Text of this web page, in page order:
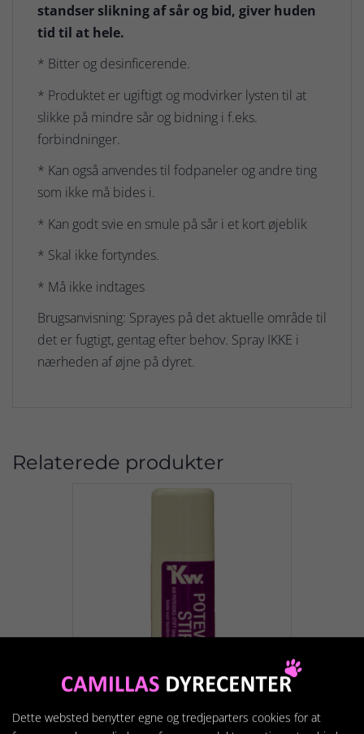
standser slikning af sår og bid, giver huden
tid til at hele.
* Bitter og desinficerende.
* Produktet er ugiftigt og modvirker lysten til at
slikke på mindre sår og bidning i f.eks.
forbindninger.
* Kan også anvendes til fodpaneler og andre ting
som ikke må bides i.
* Kan godt svie en smule på sår i et kort øjeblik
* Skal ikke fortyndes.
* Må ikke indtages
Brugsanvisning: Sprayes på det aktuelle område til
det er fugtigt, gentag efter behov. Spray IKKE i
nærheden af øjne på dyret.
Relaterede produkter
Dette websted benytter egne og tredjeparters cookies for at